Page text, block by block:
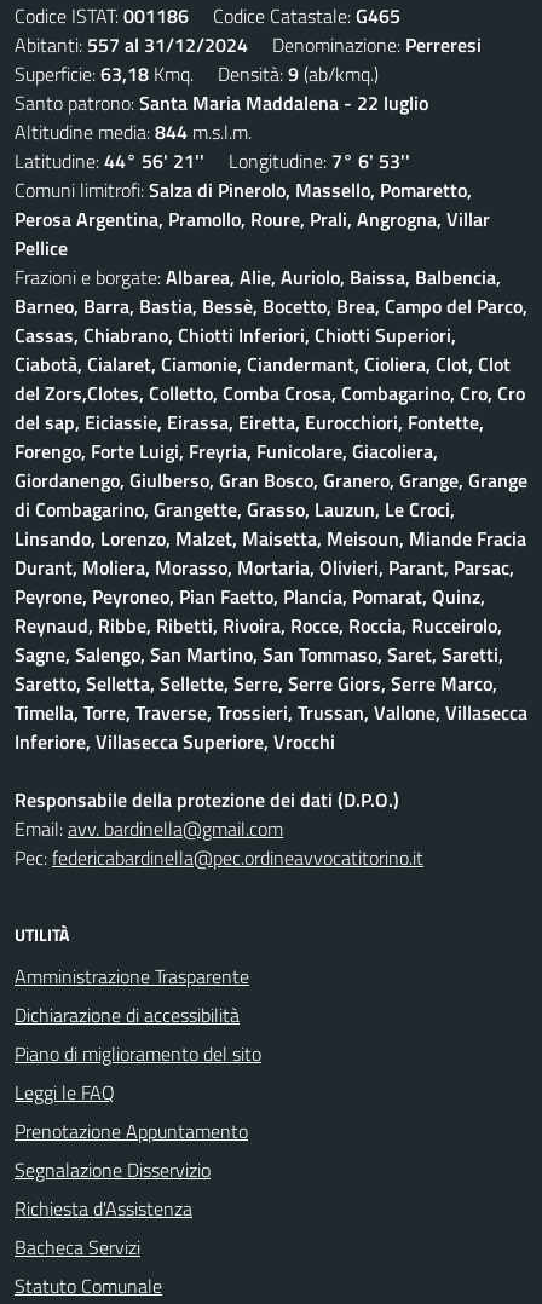
Codice ISTAT:001186 Codice Catastale:G465
Abitanti: 557 al 31/12/2024 Denominazione: Perreresi
Superficie:63,18 Kmq. Densità:9(ab/kmq.)
Santo patrono:Santa Maria Maddalena - 22 luglio
Altitudine media:844 m.s.l.m.
Latitudine:44° 56' 21'' Longitudine: 7° 6' 53''
Comuni limitrofi:Salza di Pinerolo, Massello, Pomaretto,
Perosa Argentina, Pramollo, Roure, Prali, Angrogna, Villar
Pellice
Frazioni e borgate:Albarea, Alie, Auriolo, Baissa, Balbencia,
Barneo, Barra, Bastia, Bessè, Bocetto, Brea, Campo del Parco,
Cassas, Chiabrano, Chiotti Inferiori, Chiotti Superiori,
Ciabotà, Cialaret, Ciamonie, Ciandermant, Cioliera, Clot, Clot
del Zors,Clotes, Colletto, Comba Crosa, Combagarino, Cro, Cro
del sap, Eiciassie, Eirassa, Eiretta, Eurocchiori, Fontette,
Forengo, Forte Luigi, Freyria, Funicolare, Giacoliera,
Giordanengo, Giulberso, Gran Bosco, Granero, Grange, Grange
di Combagarino, Grangette, Grasso, Lauzun, Le Croci,
Linsando, Lorenzo, Malzet, Maisetta, Meisoun, Miande Fracia
Durant, Moliera, Morasso, Mortaria, Olivieri, Parant, Parsac,
Peyrone, Peyroneo, Pian Faetto, Plancia, Pomarat, Quinz,
Reynaud, Ribbe, Ribetti, Rivoira, Rocce, Roccia, Rucceirolo,
Sagne, Salengo, San Martino, San Tommaso, Saret, Saretti,
Saretto, Selletta, Sellette, Serre, Serre Giors, Serre Marco,
Timella, Torre, Traverse, Trossieri, Trussan, Vallone, Villasecca
Inferiore, Villasecca Superiore, Vrocchi
Responsabile della protezione dei dati (D.P.O.)
Email:avv. bardinella@gmail.com
Pec:federicabardinella@pec.ordineavvocatitorino.it
UTILITÀ
Amministrazione Trasparente
Dichiarazione di accessibilità
Piano di miglioramento del sito
Leggi le FAQ
Prenotazione Appuntamento
Segnalazione Disservizio
Richiesta d'Assistenza
Bacheca Servizi
Statuto Comunale